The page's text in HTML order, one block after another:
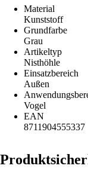
Material
Kunststoff
Grundfarbe
Grau
Artikeltyp
Nisthöhle
Einsatzbereich
Außen
Vogel
EAN
8711904555337